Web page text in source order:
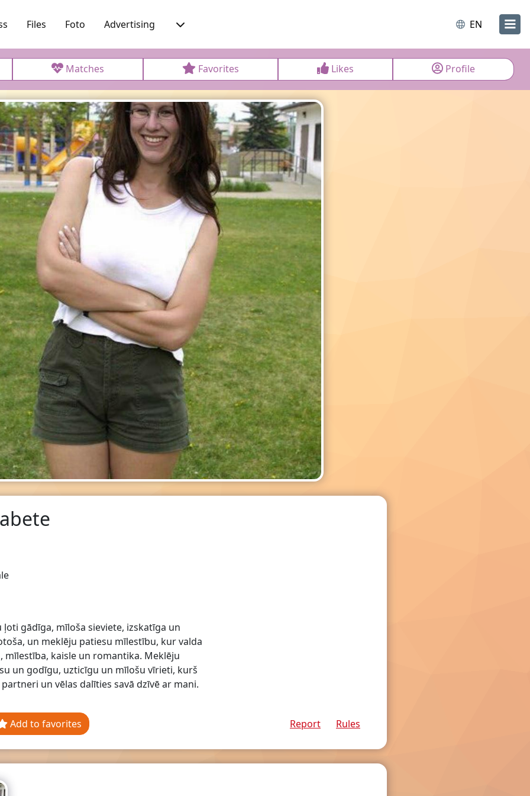
Files Foto Advertising EN
Matches Favorites Likes Profile
ļoti gādīga, mīloša sieviete, izskatīga un
un meklēju patiesu mīlestību, kur valda
mīlestība, kaisle un romantika. Meklēju
un godīgu, uzticīgu un mīlošu vīrieti, kurš
partneri un vēlas dalīties savā dzīvē ar mani.
Add to favorites Report Rules